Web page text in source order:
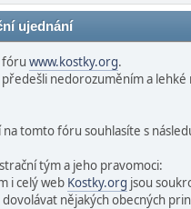
ujednání
fóru www.kostky.org.
nedorozuměním a
na tomto fóru souhlasíte s
tým a jeho pravomoci:
i celý web Kostky.org jsou
dovolávat nějakých obecných